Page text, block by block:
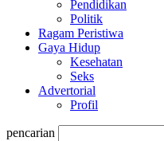
Pendidikan
Politik
Ragam Peristiwa
Gaya Hidup
Kesehatan
Seks
Advertorial
Profil
pencarian